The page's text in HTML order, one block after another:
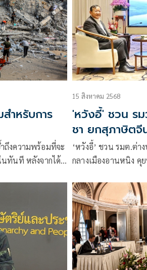
ำหรับการ
ถึงความพร้อมที่จะ
นทันที หลังจากได้
15 สิงหาคม 2568
'หวังอี้' ชวน รม
ชา ยกสุภาษิตจี
‘หวังอี้’ ชวน รมต.ต่า
กลางเมืองอานหนิง คุ
แต่ร่วมปกป้องการรุก